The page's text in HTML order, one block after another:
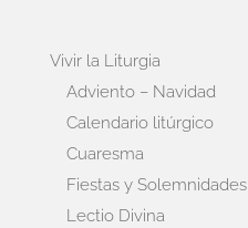
Vivir la Liturgia
Adviento – Navidad
Calendario litúrgico
Cuaresma
Fiestas y Solemnidades
Lectio Divina